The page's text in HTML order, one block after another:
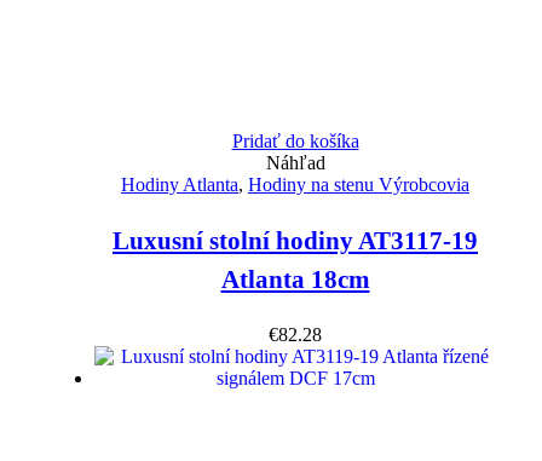
Pridať do košíka
Náhľad
Hodiny Atlanta, Hodiny na stenu Výrobcovia
Luxusní stolní hodiny AT3117-19
Atlanta 18cm
€82.28